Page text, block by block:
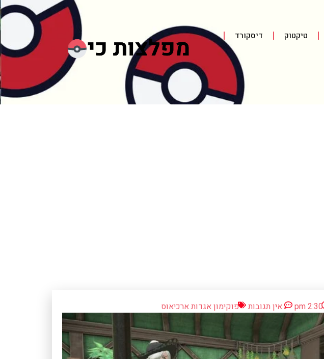
טיקטוק דיסקורד
2:30 pm אין תגובות פוקימון אגדות ארכיאוס